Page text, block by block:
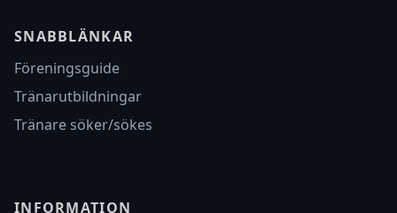
SNABBLÄNKAR
Föreningsguide
Tränarutbildningar
Tränare söker/sökes
INFORMATION